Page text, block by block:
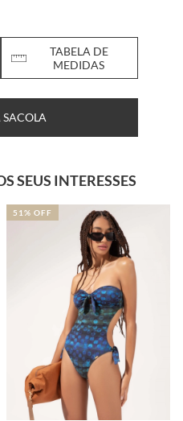
TABELA DE
MEDIDAS
SEUS INTERESSES
51% OFF